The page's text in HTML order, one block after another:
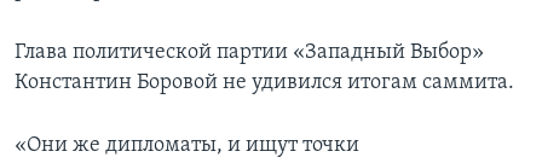
Глава политической партии «Западный Выбор»
Константин Боровой не удивился итогам саммита.
«Они же дипломаты, и ищут точки